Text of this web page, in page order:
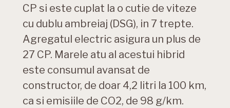
CP si este cuplat la o cutie de viteze
cu dublu ambreiaj (DSG), in 7 trepte.
Agregatul electric asigura un plus de
27 CP. Marele atu al acestui hibrid
este consumul avansat de
constructor, de doar 4,2 litri la 100 km,
ca si emisiile de CO2, de 98 g/km.